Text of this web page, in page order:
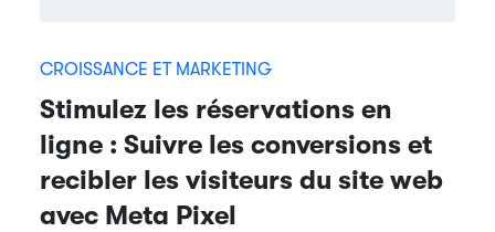
CROISSANCE ET MARKETING
Stimulez les réservations en
ligne : Suivre les conversions et
recibler les visiteurs du site web
avec Meta Pixel